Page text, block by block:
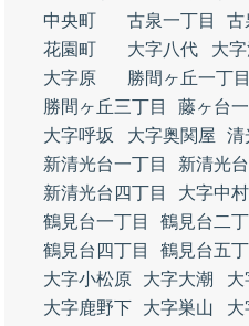
中央町
古泉一丁目 古
花園町
大字八代 大
大字原
勝間ヶ丘一丁目
勝間ヶ丘三丁目
藤ヶ台
大字呼坂
大字奥関屋 清
新清光台一丁目
新清光
新清光台四丁目
大字中村
鶴見台一丁目
鶴見台二丁
鶴見台四丁目
鶴見台五丁
大字小松原
大字大潮 大
大字鹿野下
大字巣山
大